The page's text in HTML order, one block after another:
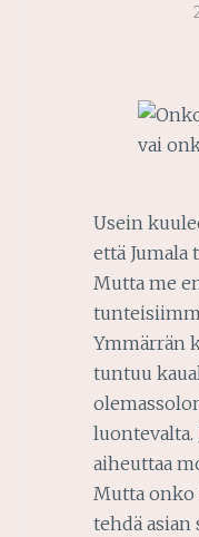
Usein
että Jumala
Mutta me
Ymmärrän
tuntuu
luontevalta.
aiheuttaa
Mutta onko
tehdä asian